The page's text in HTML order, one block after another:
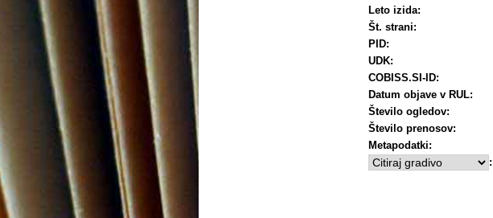
Leto izida:
Št. strani:
PID:
UDK:
COBISS.SI-ID:
Datum objave v RUL:
Število ogledov:
Število prenosov:
Metapodatki:
: